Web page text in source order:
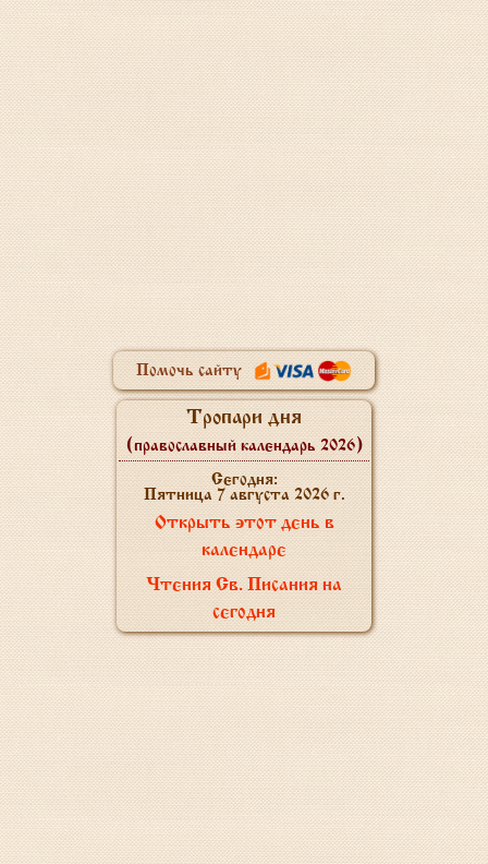
Помочь сайту
Тропари дня
(православный календарь 2026)
Сегодня:
Пятница 7 августа 2026 г.
Открыть этот день в
календаре
Чтения Св. Писания на
сегодня